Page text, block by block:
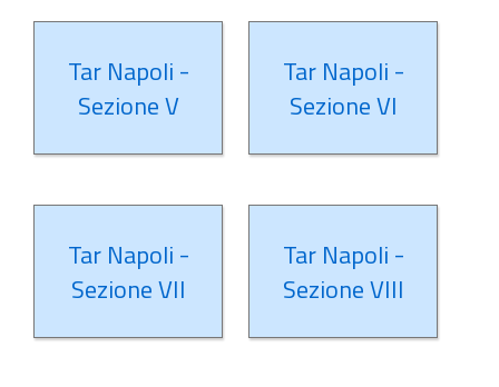
Tar Napoli -
Sezione V
Tar Napoli -
Sezione VI
Tar Napoli -
Sezione VII
Tar Napoli -
Sezione VIII